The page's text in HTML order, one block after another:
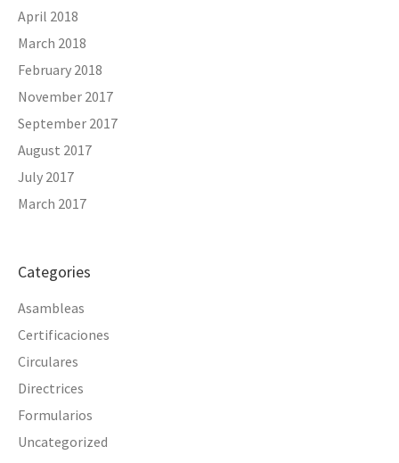
April 2018
March 2018
February 2018
November 2017
September 2017
August 2017
July 2017
March 2017
Categories
Asambleas
Certificaciones
Circulares
Directrices
Formularios
Uncategorized